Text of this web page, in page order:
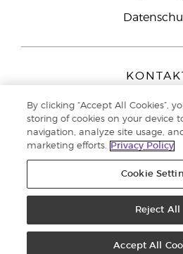
Peizerweg
9727 AJ
Netherlands
Kundenservice:
Datenschutzerklärung
By clicking “Accept All Cookies”,
storing of cookies on your device
navigation, analyze site usage,
marketing efforts.
Privacy Policy
Cookie
Reject All
Accept All